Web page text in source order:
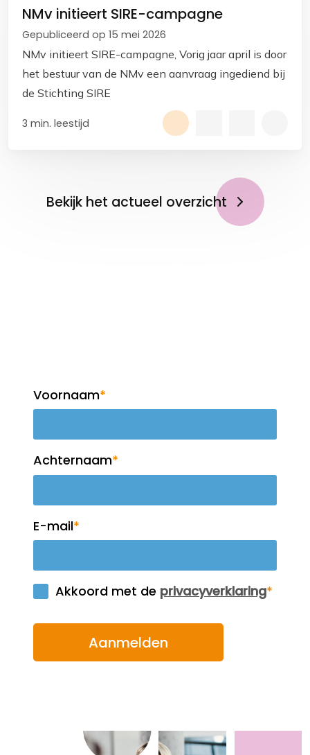
NMv initieert SIRE-campagne
Gepubliceerd op 15 mei 2026
NMv initieert SIRE-campagne, Vorig jaar april is door
het bestuur van de NMv een aanvraag ingediend bij
de Stichting SIRE
3 min. leestijd
Bekijk het actueel overzicht